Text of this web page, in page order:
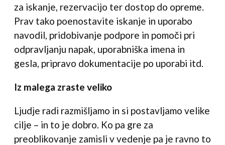
za iskanje, rezervacijo ter dostop do opreme.
Prav tako poenostavite iskanje in uporabo
navodil, pridobivanje podpore in pomoči pri
odpravljanju napak, uporabniška imena in
gesla, pripravo dokumentacije po uporabi itd.
Iz malega zraste veliko
Ljudje radi razmišljamo in si postavljamo velike
cilje – in to je dobro. Ko pa gre za
preoblikovanje zamisli v vedenje pa je ravno to